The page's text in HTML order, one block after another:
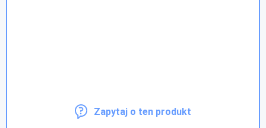
Zapytaj o ten produkt